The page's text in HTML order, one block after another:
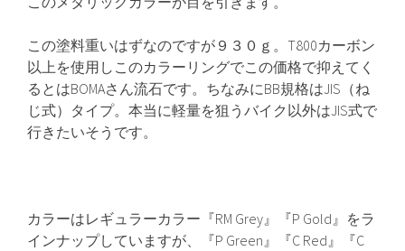
この塗料重いはずなのですが９３０ｇ。T800カーボン
以上を使用しこのカラーリングでこの価格で抑えてく
るとはBOMAさん流石です。ちなみにBB規格はJIS（ね
じ式）タイプ。本当に軽量を狙うバイク以外はJIS式で
行きたいそうです。
カラーはレギュラーカラー『RM Grey』『P Gold』をラ
インナップしていますが、『P Green』『C Red』『C